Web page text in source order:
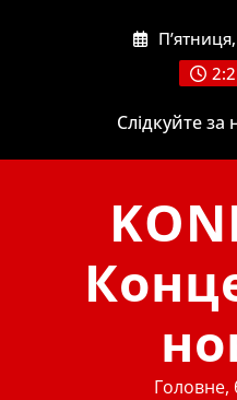
Слідкуйте за
Головне,